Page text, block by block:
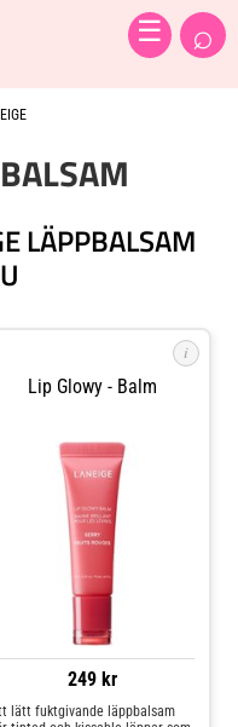
☰ ⌕
LÄPPBALSAM
i
Lip Glowy - Balm
249 kr
lätt fuktgivande läppbalsam